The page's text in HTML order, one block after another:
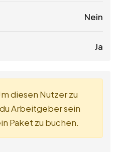
Nein
Ja
diesen Nutzer zu
Arbeitgeber sein
Paket zu buchen.